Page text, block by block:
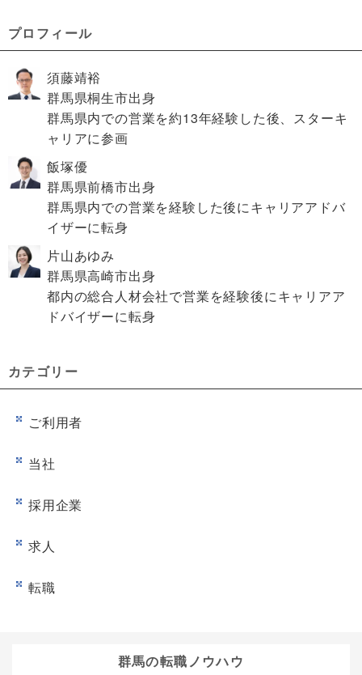
プロフィール
須藤靖裕
群馬県桐生市出身
群馬県内での営業を約13年経験した後、スターキ
ャリアに参画
飯塚優
群馬県前橋市出身
群馬県内での営業を経験した後にキャリアアドバ
イザーに転身
片山あゆみ
群馬県高崎市出身
都内の総合人材会社で営業を経験後にキャリアア
ドバイザーに転身
カテゴリー
ご利用者
当社
採用企業
求人
転職
群馬の転職ノウハウ